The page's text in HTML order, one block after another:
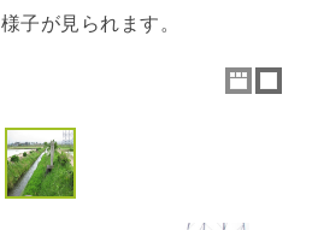
子が見られます。